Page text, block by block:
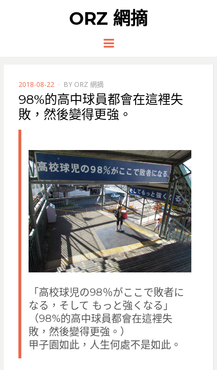
ORZ 網摘
Menu
POSTED
ON
2018-08-22 BY ORZ 網摘
98%的高中球員都會在這裡失
敗，然後變得更強。
「高校球児の98％がここで敗者に
なる，そして もっと強くなる」
（98%的高中球員都會在這裡失
敗，然後變得更強。）
甲子園如此，人生何處不是如此。